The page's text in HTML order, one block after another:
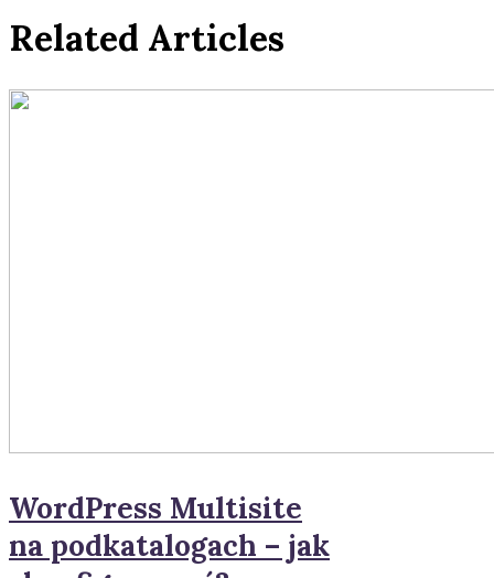
Related Articles
WordPress Multisite
na podkatalogach – jak